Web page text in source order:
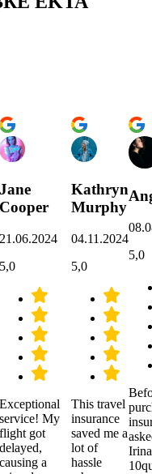
Jane
Cooper
21.06.2024
5,0
Exceptional
service! My
flight got
delayed,
causing a
Kathryn
Murphy
04.11.2024
5,0
This travel
insurance
saved me a
lot of
hassle
5,0